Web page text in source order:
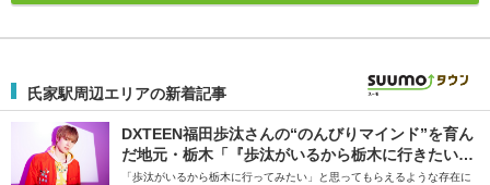
氏家駅周辺エリアの新着記事
DXTEEN福田歩汰さんの“のんびりマインド”を育ん
だ地元・栃木「『歩汰がいるから栃木に行きたい』
と思ってもらえる存在になりたい」
「歩汰がいるから栃木に行ってみたい」と思ってもらえるような存在に